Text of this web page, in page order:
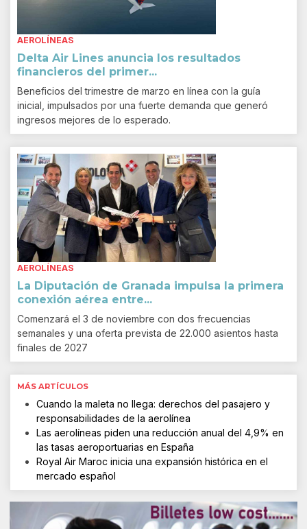
AEROLÍNEAS
Delta Air Lines anuncia los resultados
financieros del primer...
Beneficios del trimestre de marzo en línea con la guía
inicial, impulsados por una fuerte demanda que generó
ingresos mejores de lo esperado.
AEROLÍNEAS
La Diputación de Granada impulsa la primera
conexión aérea entre...
Comenzará el 3 de noviembre con dos frecuencias
semanales y una oferta prevista de 22.000 asientos hasta
finales de 2027
MÁS ARTÍCULOS
Cuando la maleta no llega: derechos del pasajero y
responsabilidades de la aerolínea
Las aerolíneas piden una reducción anual del 4,9% en
las tasas aeroportuarias en España
Royal Air Maroc inicia una expansión histórica en el
mercado español